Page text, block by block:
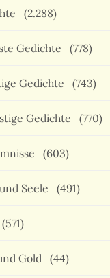
(2.288)
Gedichte (778)
Gedichte (743)
Gedichte (770)
(603)
Seele (491)
(571)
Gold (44)